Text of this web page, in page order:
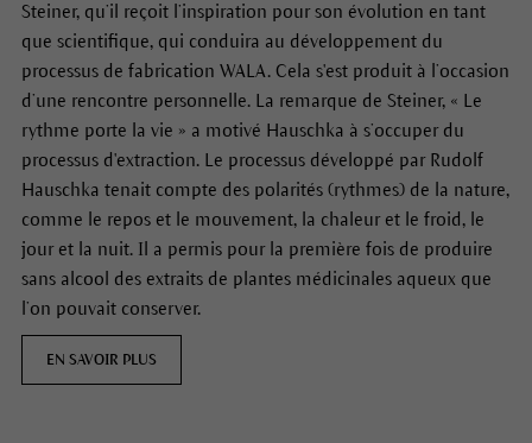
Steiner, qu’il reçoit l’inspiration pour son évolution en tant
que scientifique, qui conduira au développement du
processus de fabrication WALA. Cela s'est produit à l’occasion
d’une rencontre personnelle. La remarque de Steiner, « Le
rythme porte la vie » a motivé Hauschka à s’occuper du
processus d'extraction. Le processus développé par Rudolf
Hauschka tenait compte des polarités (rythmes) de la nature,
comme le repos et le mouvement, la chaleur et le froid, le
jour et la nuit. Il a permis pour la première fois de produire
sans alcool des extraits de plantes médicinales aqueux que
l’on pouvait conserver.
EN SAVOIR PLUS